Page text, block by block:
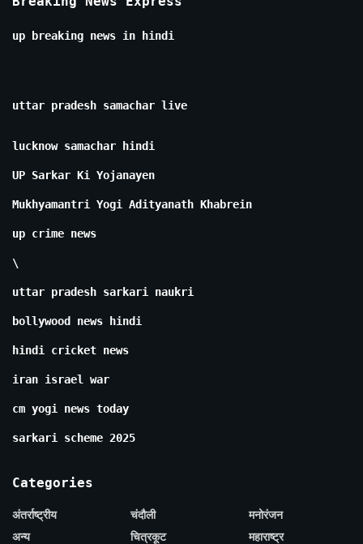
up breaking news in hindi
uttar pradesh samachar live
lucknow samachar hindi
UP Sarkar Ki Yojanayen
Mukhyamantri Yogi Adityanath Khabrein
up crime news
\
uttar pradesh sarkari naukri
bollywood news hindi
hindi cricket news
iran israel war
cm yogi news today
sarkari scheme 2025
Categories
अंतर्राष्ट्रीय
अन्य
चंदौली
चित्रकूट
मनोरंजन
महाराष्ट्र